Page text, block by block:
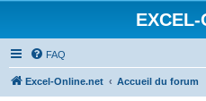
EXCEL-
FAQ
Excel-Online.net Accueil du forum